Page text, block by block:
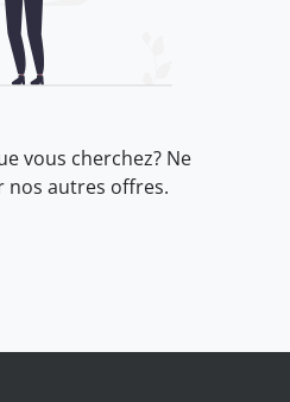
vous cherchez? Ne
nos autres offres.